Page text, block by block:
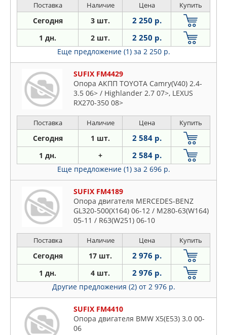
Поставка Наличие Цена Купить
Сегодня 3 шт. 2 250 р.
1 дн. 2 шт. 2 250 р.
Еще предложение (1) за 2 250 р.
SUFIX FM4429
Опора AКПП TOYOTA Camry(V40) 2.4-
3.5 06> / Highlander 2.7 07>, LEXUS
RX270-350 08>
Поставка Наличие Цена Купить
Сегодня 1 шт. 2 584 р.
1 дн. + 2 584 р.
Еще предложение (1) за 2 696 р.
SUFIX FM4189
Опора двигателя MERCEDES-BENZ
GL320-500(X164) 06-12 / M280-63(W164)
05-11 / R63(W251) 06-10
Поставка Наличие Цена Купить
Сегодня 17 шт. 2 976 р.
1 дн. 4 шт. 2 976 р.
Другие предложения (2) от 2 976 р.
SUFIX FM4410
Опора двигателя BMW X5(E53) 3.0 00-
06